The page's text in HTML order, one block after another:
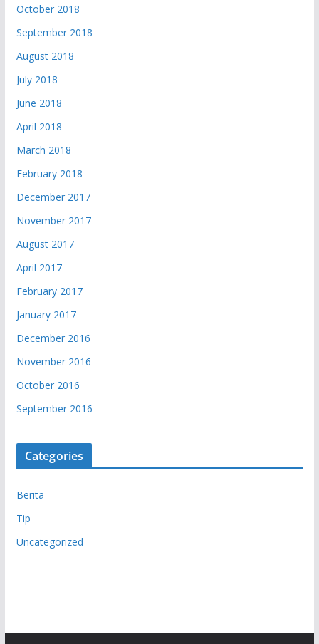
October 2018
September 2018
August 2018
July 2018
June 2018
April 2018
March 2018
February 2018
December 2017
November 2017
August 2017
April 2017
February 2017
January 2017
December 2016
November 2016
October 2016
September 2016
Categories
Berita
Tip
Uncategorized